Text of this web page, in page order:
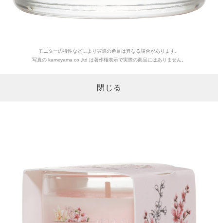
モニターの特性などにより実際の色目は異なる場合があります。
写真の kameyama co.,ltd は著作権表示で実際の商品にはありません。
閉じる